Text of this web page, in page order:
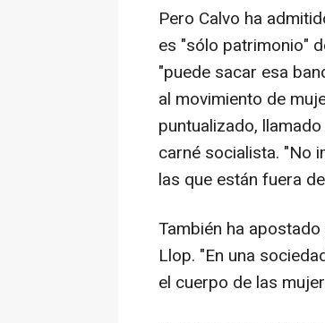
Pero Calvo ha
es "sólo patrimonio"
"puede sacar esa
al movimiento de
puntualizado,
carné socialista. "No
las que están fuera
También ha
Llop. "En una
el cuerpo de las